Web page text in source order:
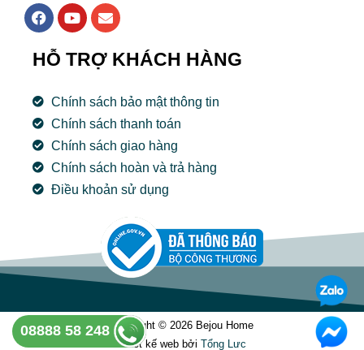
F
a
e
b
o
k
Y
o
t
u
e
E
n
e
l
p
e
HỖ TRỢ KHÁCH HÀNG
Chính sách bảo mật thông tin
Chính sách thanh toán
Chính sách giao hàng
Chính sách hoàn và trả hàng
Điều khoản sử dụng
Copyright © 2026 Bejou Home
Thiết kế web bởi Tổng Lưc
08888 58 248